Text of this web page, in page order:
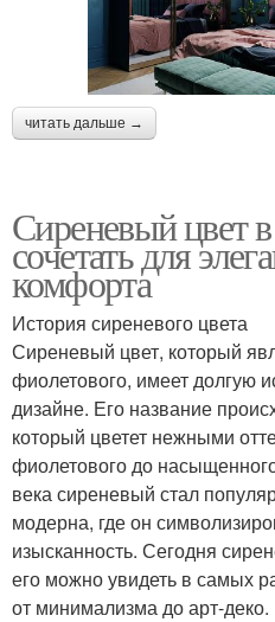
читать дальше →
Сиреневый цвет
сочетать для
комфорта
История сиреневого цвета
Сиреневый цвет, который
фиолетового, имеет долгую
дизайне. Его название
который цветет нежными
фиолетового до
века сиреневый стал
модерна, где он
изысканность. Сегодня
его можно увидеть в самых
от минимализма до арт-деко.